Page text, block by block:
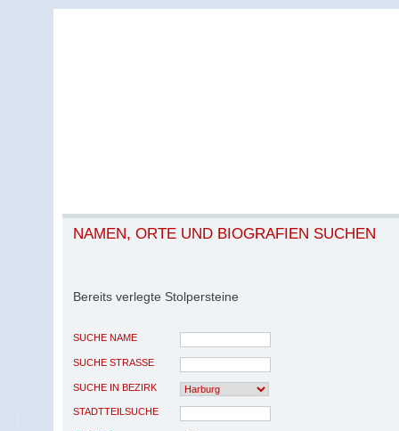
NAMEN, ORTE UND BIOGRAFIEN SUCHEN
Bereits verlegte Stolpersteine
SUCHE NAME
SUCHE STRASSE
SUCHE IN BEZIRK
STADTTEILSUCHE